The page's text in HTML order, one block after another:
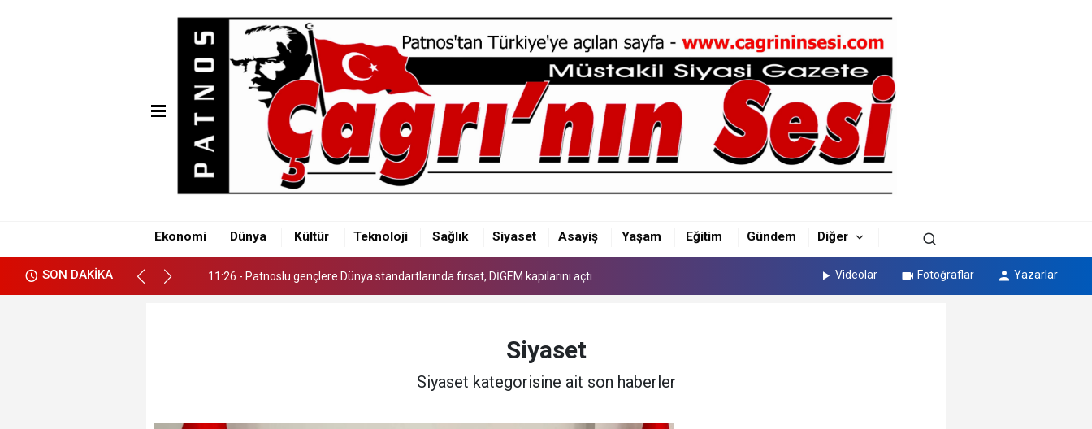
Ekonomi Dünya Kültür Teknoloji Sağlık Siyaset Asayiş Yaşam Eğitim Gündem Diğer
SON DAKİKA
11:26 - Patnoslu gençlere Dünya standartlarında fırsat, DİGEM kapılarını açtı
11:26 - Patnoslu gençlere Dünya standartlarında fırsat, DİGEM kapılarını açtı Videolar Fotoğraflar Yazarlar
Siyaset
Siyaset kategorisine ait son haberler